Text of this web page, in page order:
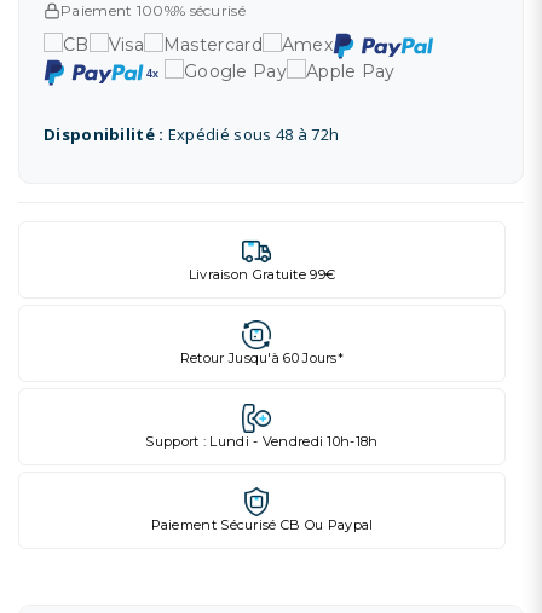
Paiement 100%% sécurisé
Disponibilité : Expédié sous 48 à 72h
Livraison Gratuite 99€
Retour Jusqu'à 60 Jours*
Support : Lundi - Vendredi 10h-18h
Paiement Sécurisé CB Ou Paypal